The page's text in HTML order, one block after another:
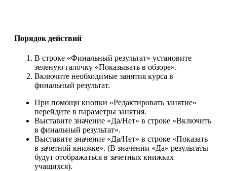
Порядок действий
В строке «Финальный результат» установите
зеленую галочку «Показывать в обзоре».
Включите необходимые занятия курса в
финальный результат.
При помощи кнопки «Редактировать занятие»
перейдите в параметры занятия.
Выставите значение «Да/Нет» в строке «Включить
в финальный результат».
Выставите значение «Да/Нет» в строке «Показать
в зачетной книжке». (В значении «Да» результаты
будут отображаться в зачетных книжках
учащихся).